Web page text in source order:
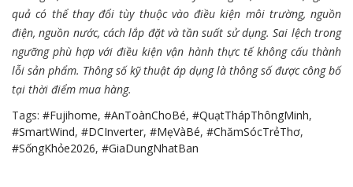
quả có thể thay đổi tùy thuộc vào điều kiện môi trường, nguồn
điện, nguồn nước, cách lắp đặt và tần suất sử dụng. Sai lệch trong
ngưỡng phù hợp với điều kiện vận hành thực tế không cấu thành
lỗi sản phẩm. Thông số kỹ thuật áp dụng là thông số được công bố
tại thời điểm mua hàng.
Tags: #Fujihome, #AnToànChoBé, #QuạtThápThôngMinh,
#SmartWind, #DCInverter, #MẹVàBé, #ChămSócTrẻThơ,
#SốngKhỏe2026, #GiaDungNhatBan